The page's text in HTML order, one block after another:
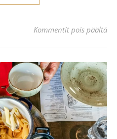
Kommentit pois päältä